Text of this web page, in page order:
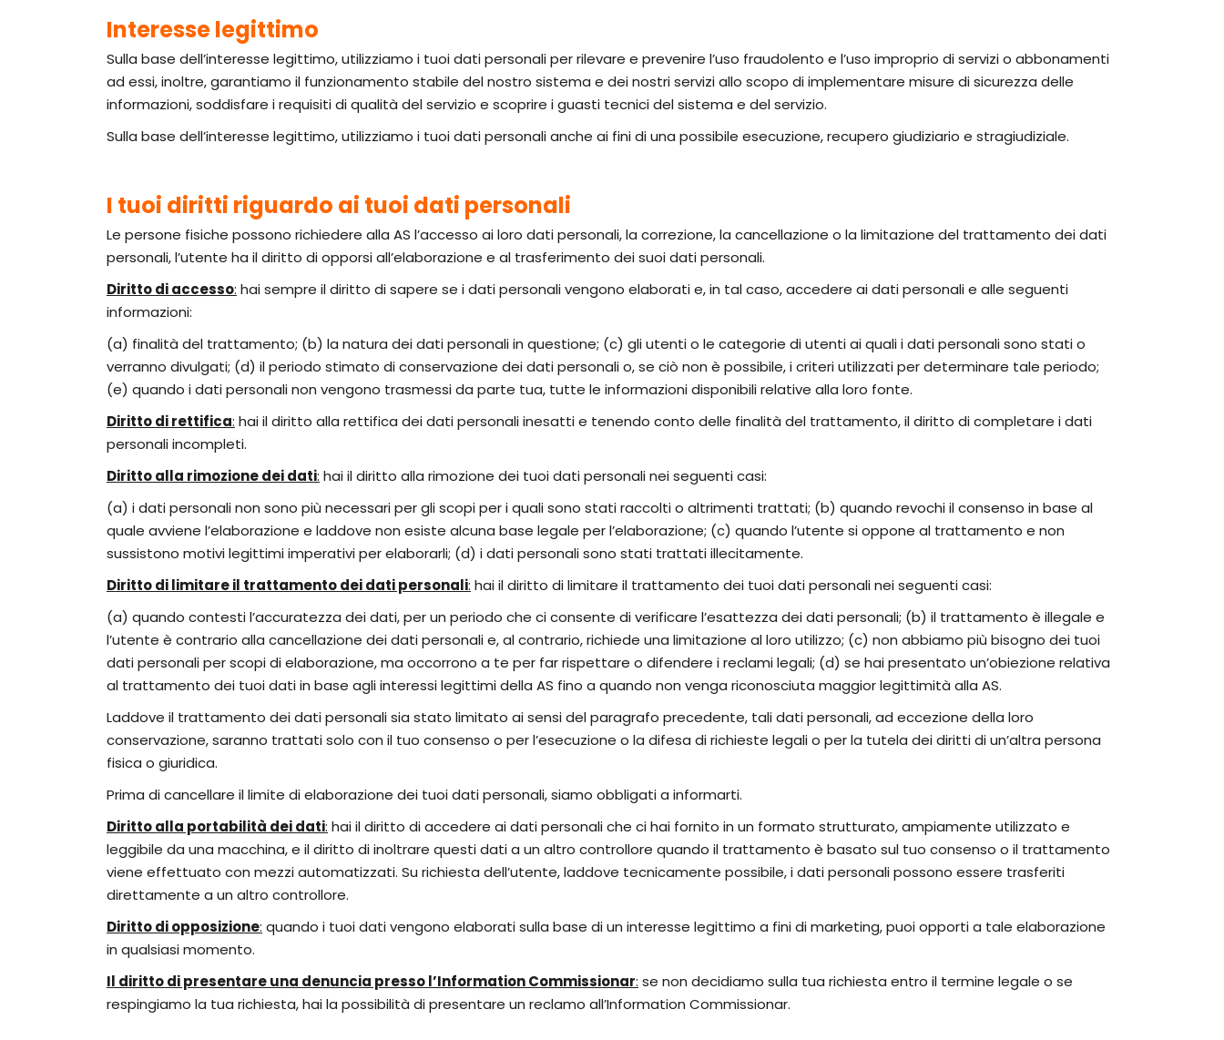
Interesse legittimo
Sulla base dell’interesse legittimo, utilizziamo i tuoi dati personali per rilevare e prevenire l’uso fraudolento e l’uso improprio di servizi o abbonamenti
ad essi, inoltre, garantiamo il funzionamento stabile del nostro sistema e dei nostri servizi allo scopo di implementare misure di sicurezza delle
informazioni, soddisfare i requisiti di qualità del servizio e scoprire i guasti tecnici del sistema e del servizio.
Sulla base dell’interesse legittimo, utilizziamo i tuoi dati personali anche ai fini di una possibile esecuzione, recupero giudiziario e stragiudiziale.
I tuoi diritti riguardo ai tuoi dati personali
Le persone fisiche possono richiedere alla AS l’accesso ai loro dati personali, la correzione, la cancellazione o la limitazione del trattamento dei dati
personali, l’utente ha il diritto di opporsi all’elaborazione e al trasferimento dei suoi dati personali.
Diritto di accesso: hai sempre il diritto di sapere se i dati personali vengono elaborati e, in tal caso, accedere ai dati personali e alle seguenti
informazioni:
(a) finalità del trattamento; (b) la natura dei dati personali in questione; (c) gli utenti o le categorie di utenti ai quali i dati personali sono stati o
verranno divulgati; (d) il periodo stimato di conservazione dei dati personali o, se ciò non è possibile, i criteri utilizzati per determinare tale periodo;
(e) quando i dati personali non vengono trasmessi da parte tua, tutte le informazioni disponibili relative alla loro fonte.
Diritto di rettifica: hai il diritto alla rettifica dei dati personali inesatti e tenendo conto delle finalità del trattamento, il diritto di completare i dati
personali incompleti.
Diritto alla rimozione dei dati: hai il diritto alla rimozione dei tuoi dati personali nei seguenti casi:
(a) i dati personali non sono più necessari per gli scopi per i quali sono stati raccolti o altrimenti trattati; (b) quando revochi il consenso in base al
quale avviene l’elaborazione e laddove non esiste alcuna base legale per l’elaborazione; (c) quando l’utente si oppone al trattamento e non
sussistono motivi legittimi imperativi per elaborarli; (d) i dati personali sono stati trattati illecitamente.
Diritto di limitare il trattamento dei dati personali: hai il diritto di limitare il trattamento dei tuoi dati personali nei seguenti casi:
(a) quando contesti l’accuratezza dei dati, per un periodo che ci consente di verificare l’esattezza dei dati personali; (b) il trattamento è illegale e
l’utente è contrario alla cancellazione dei dati personali e, al contrario, richiede una limitazione al loro utilizzo; (c) non abbiamo più bisogno dei tuoi
dati personali per scopi di elaborazione, ma occorrono a te per far rispettare o difendere i reclami legali; (d) se hai presentato un’obiezione relativa
al trattamento dei tuoi dati in base agli interessi legittimi della AS fino a quando non venga riconosciuta maggior legittimità alla AS.
Laddove il trattamento dei dati personali sia stato limitato ai sensi del paragrafo precedente, tali dati personali, ad eccezione della loro
conservazione, saranno trattati solo con il tuo consenso o per l’esecuzione o la difesa di richieste legali o per la tutela dei diritti di un’altra persona
fisica o giuridica.
Prima di cancellare il limite di elaborazione dei tuoi dati personali, siamo obbligati a informarti.
Diritto alla portabilità dei dati: hai il diritto di accedere ai dati personali che ci hai fornito in un formato strutturato, ampiamente utilizzato e
leggibile da una macchina, e il diritto di inoltrare questi dati a un altro controllore quando il trattamento è basato sul tuo consenso o il trattamento
viene effettuato con mezzi automatizzati. Su richiesta dell’utente, laddove tecnicamente possibile, i dati personali possono essere trasferiti
direttamente a un altro controllore.
Diritto di opposizione: quando i tuoi dati vengono elaborati sulla base di un interesse legittimo a fini di marketing, puoi opporti a tale elaborazione
in qualsiasi momento.
Il diritto di presentare una denuncia presso l’Information Commissionar: se non decidiamo sulla tua richiesta entro il termine legale o se
respingiamo la tua richiesta, hai la possibilità di presentare un reclamo all’Information Commissionar.